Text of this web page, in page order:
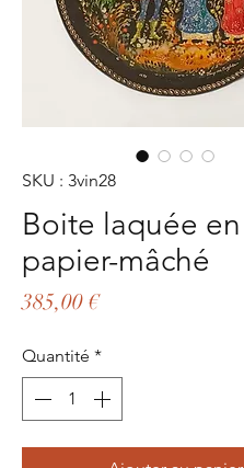
SKU : 3vin28
Boite laquée en
papier-mâché
385,00 €Prix
Quantité *